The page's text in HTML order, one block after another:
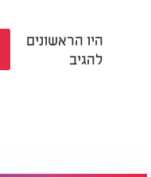
היו הראשונים
להגיב